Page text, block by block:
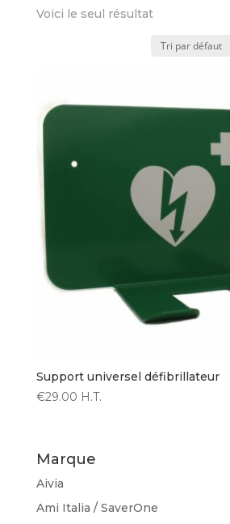
Voici le seul résultat
Support universel défibrillateur
€29.00 H.T.
Marque
Aivia
Ami Italia / SaverOne